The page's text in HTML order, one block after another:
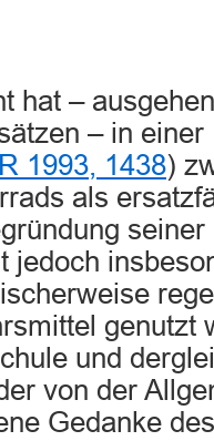
hat –
– in
1993, 1438)
als
jedoch
genutzt
und
von der
Gedanke